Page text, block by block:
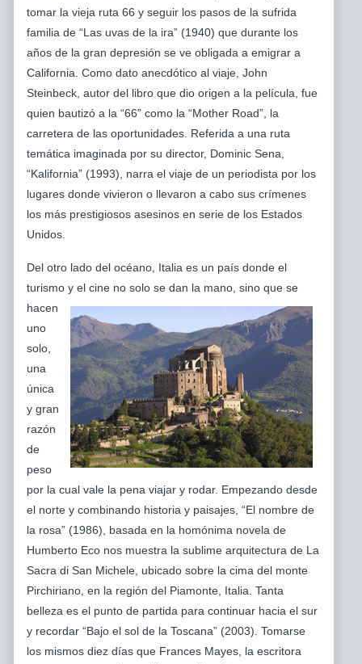
tomar la vieja ruta 66 y seguir los pasos de la sufrida
familia de “Las uvas de la ira” (1940) que durante los
años de la gran depresión se ve obligada a emigrar a
California. Como dato anecdótico al viaje, John
Steinbeck, autor del libro que dio origen a la película, fue
quien bautizó a la “66” como la “Mother Road”, la
carretera de las oportunidades. Referida a una ruta
temática imaginada por su director, Dominic Sena,
“Kalifornia” (1993), narra el viaje de un periodista por los
lugares donde vivieron o llevaron a cabo sus crímenes
los más prestigiosos asesinos en serie de los Estados
Unidos.
Del otro lado del océano, Italia es un país donde el
turismo y el cine no solo se dan la mano, sino que se
hacen
uno
solo,
una
única
y gran
razón
de
peso
por la cual vale la pena viajar y rodar. Empezando desde
el norte y combinando historia y paisajes, “El nombre de
la rosa” (1986), basada en la homónima novela de
Humberto Eco nos muestra la sublime arquitectura de La
Sacra di San Michele, ubicado sobre la cima del monte
Pirchiriano, en la región del Piamonte, Italia. Tanta
belleza es el punto de partida para continuar hacia el sur
y recordar “Bajo el sol de la Toscana” (2003). Tomarse
los mismos diez días que Frances Mayes, la escritora